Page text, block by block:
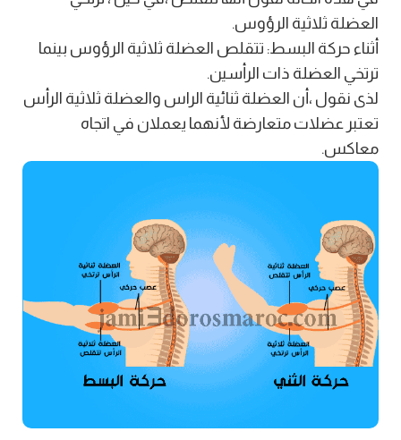
العضلة ثلاثية الرؤوس.
أثناء حركة البسط: تتقلص العضلة ثلاثية الرؤوس بينما
ترتخي العضلة ذات الرأسين.
لذى نقول ،أن العضلة ثنائية الراس والعضلة ثلاثية الرأس
تعتبر عضلات متعارضة لأنهما يعملان في اتجاه
معاكس.